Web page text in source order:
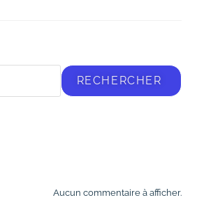
RECHERCHER
Aucun commentaire à afficher.